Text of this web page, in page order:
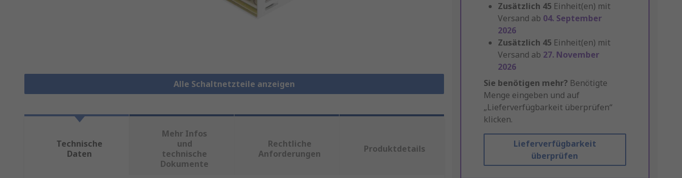
Alle Schaltnetzteile anzeigen
Zusätzlich 45 Einheit(en) mit
Versand ab 04. September
2026
Zusätzlich 45 Einheit(en) mit
Versand ab 27. November
2026
Sie benötigen mehr? Benötigte
Menge eingeben und auf
„Lieferverfügbarkeit überprüfen“
klicken.
Lieferverfügbarkeit
überprüfen
Technische
Daten
Mehr Infos
und
technische
Dokumente
Rechtliche
Anforderungen
Produktdetails